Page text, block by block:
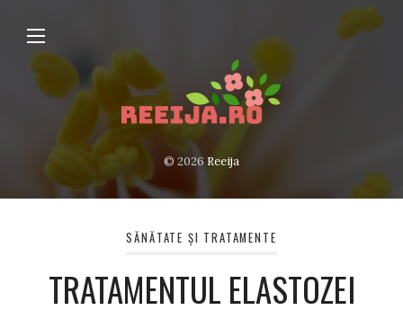
© 2026 Reeija
SĂNĂTATE ȘI TRATAMENTE
TRATAMENTUL ELASTOZEI